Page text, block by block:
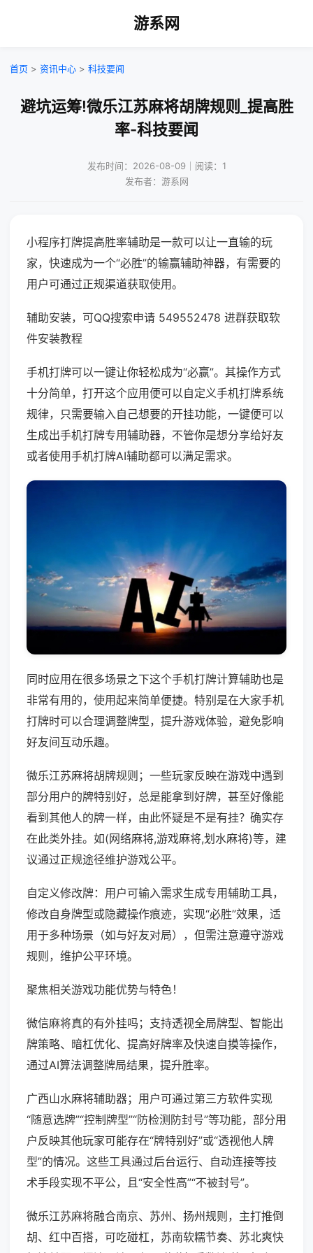
游系网
首页 > 资讯中心 > 科技要闻
避坑运筹!微乐江苏麻将胡牌规则_提高胜
率-科技要闻
发布时间：2026-08-09｜阅读：1
发布者：游系网
小程序打牌提高胜率辅助是一款可以让一直输的玩
家，快速成为一个“必胜”的输赢辅助神器，有需要的
用户可通过正规渠道获取使用。
辅助安装，可QQ搜索申请 549552478 进群获取软
件安装教程
手机打牌可以一键让你轻松成为“必赢”。其操作方式
十分简单，打开这个应用便可以自定义手机打牌系统
规律，只需要输入自己想要的开挂功能，一键便可以
生成出手机打牌专用辅助器，不管你是想分享给好友
或者使用手机打牌AI辅助都可以满足需求。
同时应用在很多场景之下这个手机打牌计算辅助也是
非常有用的，使用起来简单便捷。特别是在大家手机
打牌时可以合理调整牌型，提升游戏体验，避免影响
好友间互动乐趣。
微乐江苏麻将胡牌规则；一些玩家反映在游戏中遇到
部分用户的牌特别好，总是能拿到好牌，甚至好像能
看到其他人的牌一样，由此怀疑是不是有挂？确实存
在此类外挂。如(网络麻将,游戏麻将,划水麻将)等，建
议通过正规途径维护游戏公平。
自定义修改牌：用户可输入需求生成专用辅助工具，
修改自身牌型或隐藏操作痕迹，实现“必胜”效果，适
用于多种场景（如与好友对局），但需注意遵守游戏
规则，维护公平环境。
聚焦相关游戏功能优势与特色！
微信麻将真的有外挂吗；支持透视全局牌型、智能出
牌策略、暗杠优化、提高好牌率及快速自摸等操作，
通过AI算法调整牌局结果，提升胜率。
广西山水麻将辅助器；用户可通过第三方软件实现
“随意选牌”“控制牌型”“防检测防封号”等功能，部分用
户反映其他玩家可能存在“牌特别好”或“透视他人牌
型”的情况。这些工具通过后台运行、自动连接等技
术手段实现不平公，且“安全性高”“不被封号”。
微乐江苏麻将融合南京、苏州、扬州规则，主打推倒
胡、红中百搭，可吃碰杠，苏南软糯节奏、苏北爽快